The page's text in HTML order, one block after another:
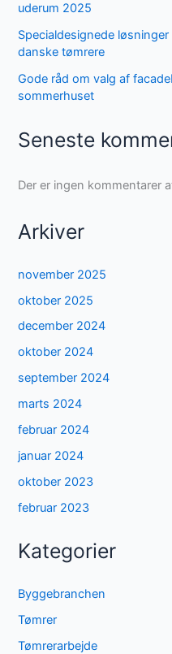
uderum 2025
Specialdesignede
danske tømrere
Gode råd om valg af
sommerhuset
Seneste
Der er ingen kommentarer
Arkiver
november 2025
oktober 2025
december 2024
oktober 2024
september 2024
marts 2024
februar 2024
januar 2024
oktober 2023
februar 2023
Kategorier
Byggebranchen
Tømrer
Tømrerarbejde